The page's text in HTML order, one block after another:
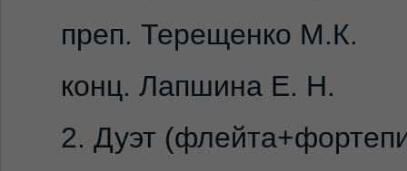
преп. Терещенко М.К.
конц. Лапшина Е. Н.
2. Дуэт